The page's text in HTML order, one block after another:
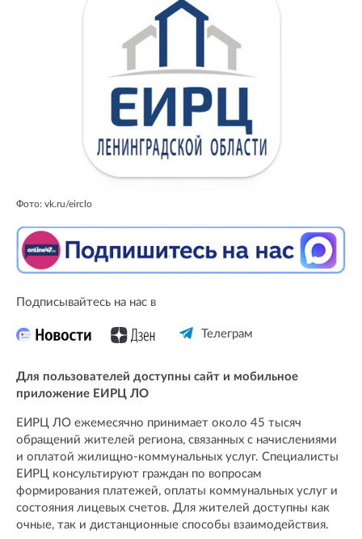
Фото: vk.ru/eirclo
Подписывайтесь на нас в
Телеграм
Для пользователей доступны сайт и мобильное
приложение ЕИРЦ ЛО
ЕИРЦ ЛО ежемесячно принимает около 45 тысяч
обращений жителей региона, связанных с начислениями
и оплатой жилищно-коммунальных услуг. Специалисты
ЕИРЦ консультируют граждан по вопросам
формирования платежей, оплаты коммунальных услуг и
состояния лицевых счетов. Для жителей доступны как
очные, так и дистанционные способы взаимодействия.